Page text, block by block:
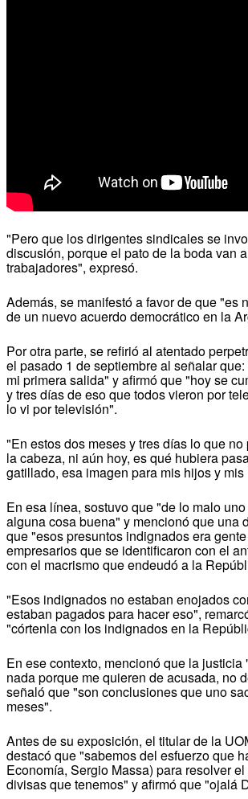
"Pero que los dirigentes sindicales se
discusión, porque el pato de la boda van
trabajadores", expresó.
Además, se manifestó a favor de que "es
de un nuevo acuerdo democrático en la
Por otra parte, se refirió al atentado
el pasado 1 de septiembre al señalar
mi primera salida" y afirmó que "hoy se
y tres días de eso que todos vieron por
lo vi por televisión".
"En estos dos meses y tres días lo que
la cabeza, ni aún hoy, es qué hubiera
gatillado, esa imagen para mis hijos y
En esa línea, sostuvo que "de lo malo
alguna cosa buena" y mencionó que una
que "esos presuntos indignados era
empresarios que se identificaron con el
con el macrismo que endeudó a la
"Esos indignados no estaban enojados
estaban pagados para hacer eso",
"córtenla con los indignados en la
En ese contexto, mencionó que la justicia
nada porque me quieren de acusada, no
señaló que "son conclusiones que uno
meses".
Antes de su exposición, el titular de la
destacó que "sabemos del esfuerzo que
Economía, Sergio Massa) para resolver
divisas que tenemos" y afirmó que "ojalá